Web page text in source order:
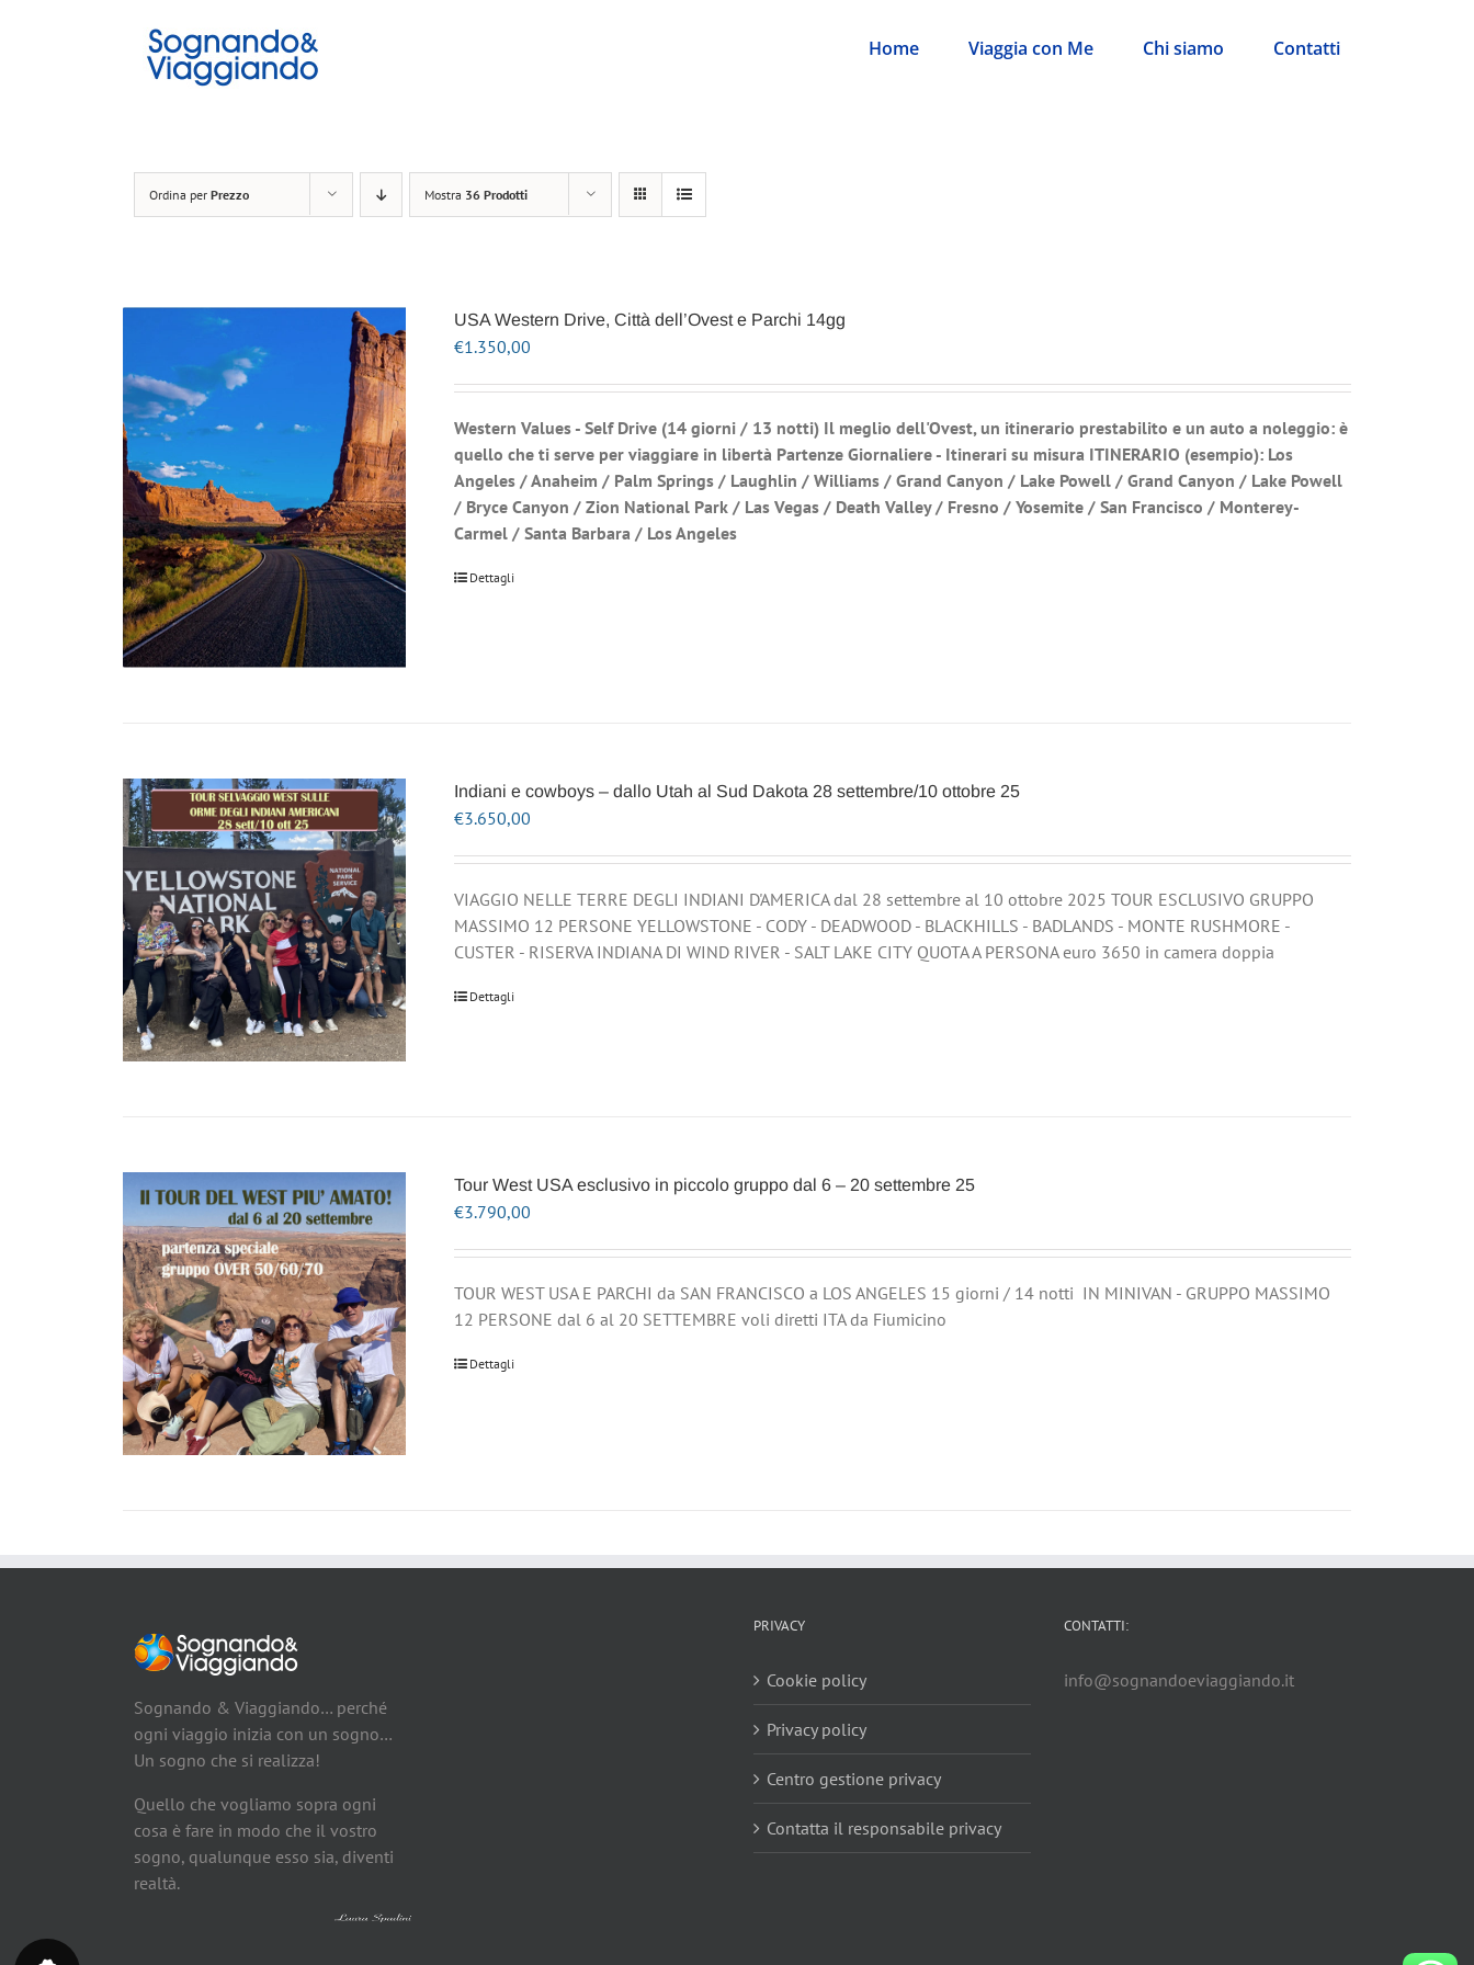
Home Viaggia con Me Chi siamo Contatti
Ordina per Prezzo Mostra 36 Prodotti
USA Western Drive, Città dell’Ovest e Parchi 14gg
€1.350,00
Western Values - Self Drive (14 giorni / 13 notti) Il meglio dell'Ovest, un itinerario prestabilito e un auto a noleggio: è
quello che ti serve per viaggiare in libertà Partenze Giornaliere - Itinerari su misura ITINERARIO (esempio): Los
Angeles / Anaheim / Palm Springs / Laughlin / Williams / Grand Canyon / Lake Powell / Grand Canyon / Lake Powell
/ Bryce Canyon / Zion National Park / Las Vegas / Death Valley / Fresno / Yosemite / San Francisco / Monterey-
Carmel / Santa Barbara / Los Angeles
Dettagli
Indiani e cowboys – dallo Utah al Sud Dakota 28 settembre/10 ottobre 25
€3.650,00
VIAGGIO NELLE TERRE DEGLI INDIANI D'AMERICA dal 28 settembre al 10 ottobre 2025 TOUR ESCLUSIVO GRUPPO
MASSIMO 12 PERSONE YELLOWSTONE - CODY - DEADWOOD - BLACKHILLS - BADLANDS - MONTE RUSHMORE -
CUSTER - RISERVA INDIANA DI WIND RIVER - SALT LAKE CITY QUOTA A PERSONA euro 3650 in camera doppia
Dettagli
Tour West USA esclusivo in piccolo gruppo dal 6 – 20 settembre 25
€3.790,00
TOUR WEST USA E PARCHI da SAN FRANCISCO a LOS ANGELES 15 giorni / 14 notti IN MINIVAN - GRUPPO MASSIMO
12 PERSONE dal 6 al 20 SETTEMBRE voli diretti ITA da Fiumicino
Dettagli
Sognando & Viaggiando… perché
ogni viaggio inizia con un sogno…
Un sogno che si realizza!
Quello che vogliamo sopra ogni
cosa è fare in modo che il vostro
sogno, qualunque esso sia, diventi
realtà.
PRIVACY
Cookie policy
Privacy policy
Centro gestione privacy
Contatta il responsabile privacy
CONTATTI:
info@sognandoeviaggiando.it